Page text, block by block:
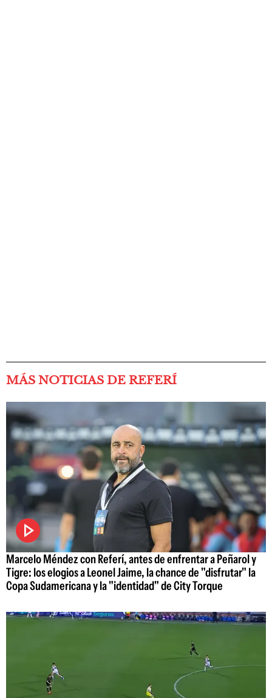
MÁS NOTICIAS DE REFERÍ
Marcelo Méndez con Referí, antes de enfrentar a Peñarol y
Tigre: los elogios a Leonel Jaime, la chance de "disfrutar" la
Copa Sudamericana y la "identidad" de City Torque